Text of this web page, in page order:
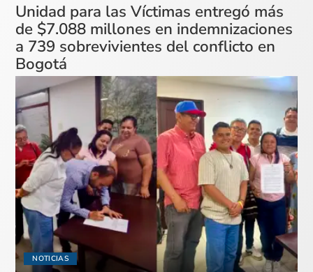
Unidad para las Víctimas entregó más
de $7.088 millones en indemnizaciones
a 739 sobrevivientes del conflicto en
Bogotá
NOTICIAS